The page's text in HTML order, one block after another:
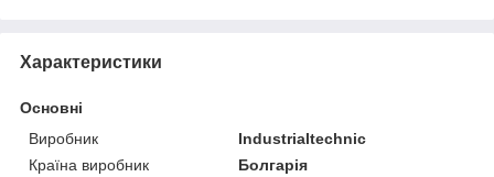
Характеристики
Основні
Виробник
Industrialtechnic
Країна виробник
Болгарія